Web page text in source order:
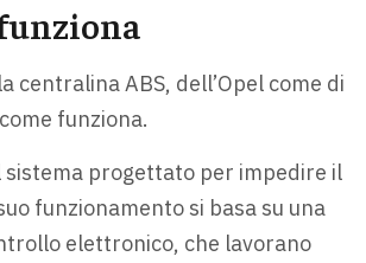
funziona
ABS, dell’Opel come di
funziona.
sistema progettato per impedire il
funzionamento si basa su una
elettronico, che lavorano